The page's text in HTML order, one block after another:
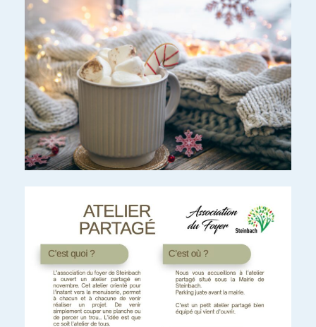
À
TOUTES
VOS
ENVIES